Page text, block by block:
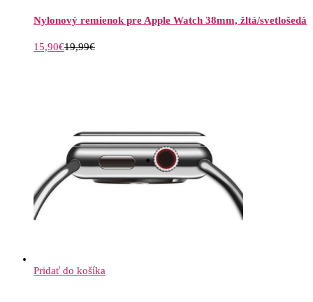
Nylonový remienok pre Apple Watch 38mm, žltá/svetlošedá
15,90€19,99€
Pridať do košíka